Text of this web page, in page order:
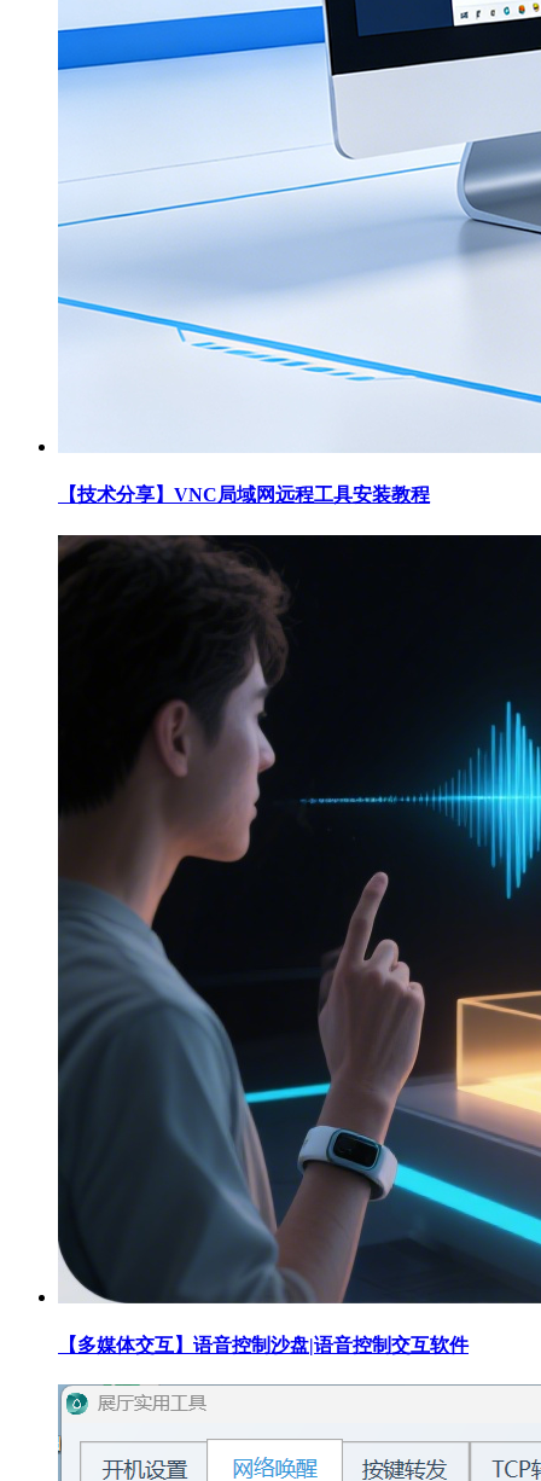
【技术分享】VNC局域网远程工具安装教程
【多媒体交互】语音控制沙盘|语音控制交互软件